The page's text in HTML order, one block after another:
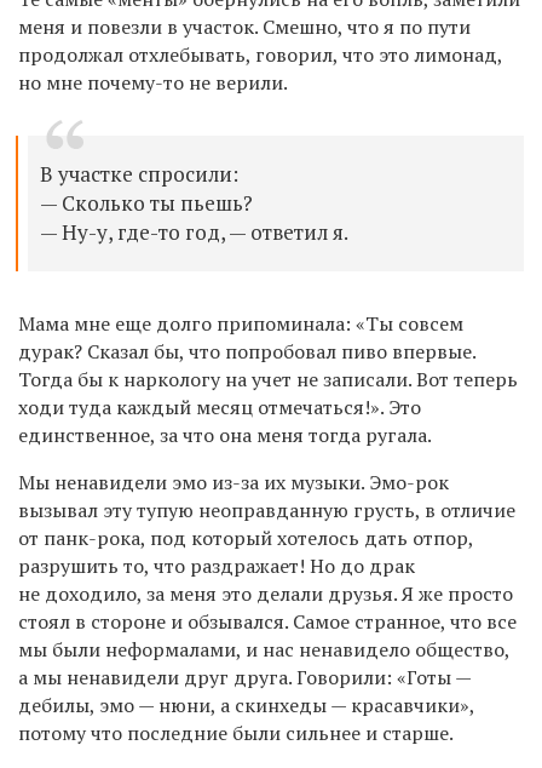
меня и повезли в участок. Смешно, чтоя по пути
продолжал отхлебывать, говорил, что это лимонад,
но мне почему-то не верили.
В участке спросили:
— Сколько ты пьешь?
— Ну-у, где-то год, — ответил я.
Мама мне еще долго припоминала: «Ты совсем
дурак? Сказал бы, что попробовал пиво впервые.
Тогда бы к наркологу на учет не записали. Вот теперь
ходи туда каждый месяц отмечаться!». Это
единственное, за что она меня тогда ругала.
Мы ненавидели эмо из-за их музыки. Эмо-рок
вызывал эту тупую неоправданную грусть, в отличие
от панк-рока, под который хотелось дать отпор,
разрушить то, что раздражает! Но до драк
не доходило, за меня это делали друзья. Я же просто
стоял в стороне и обзывался. Самое странное, что все
мы были неформалами, и нас ненавидело общество,
а мы ненавидели друг друга. Говорили: «Готы —
дебилы, эмо — нюни, а скинхеды — красавчики»,
потому что последние были сильнее и старше.